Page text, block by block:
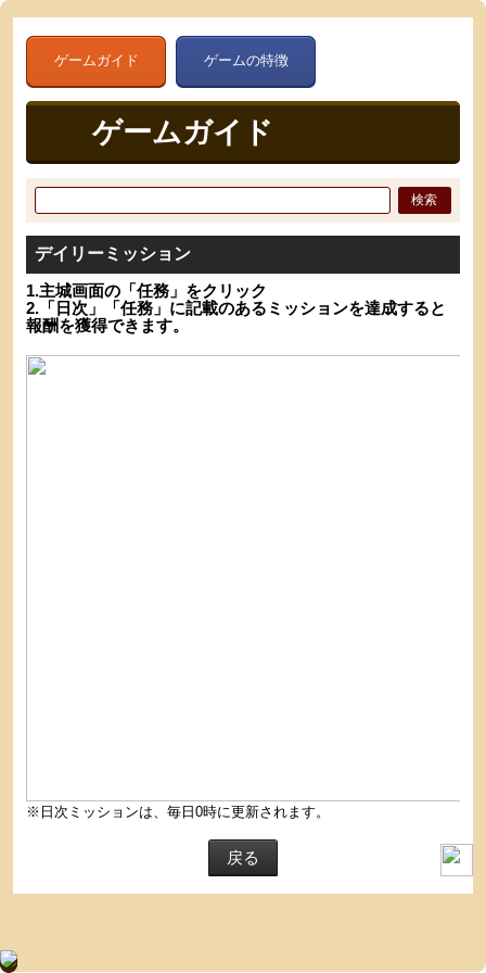
ゲームガイド ゲームの特徴
ゲームガイド
検索
デイリーミッション
1.主城画面の「任務」をクリック
2.「日次」「任務」に記載のあるミッションを達成すると
報酬を獲得できます。
※日次ミッションは、毎日0時に更新されます。
戻る